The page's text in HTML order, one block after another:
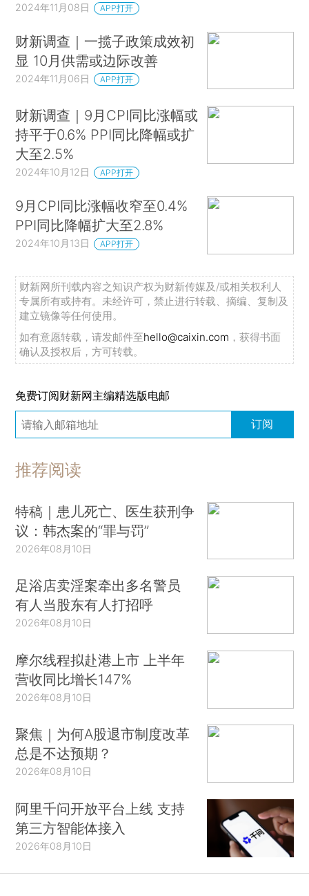
2024年11月08日 APP打开
财新调查｜一揽子政策成效初
显 10月供需或边际改善
2024年11月06日 APP打开
财新调查｜9月CPI同比涨幅或
持平于0.6% PPI同比降幅或扩
大至2.5%
2024年10月12日 APP打开
9月CPI同比涨幅收窄至0.4%
PPI同比降幅扩大至2.8%
2024年10月13日 APP打开
财新网所刊载内容之知识产权为财新传媒及/或相关权利人
专属所有或持有。未经许可，禁止进行转载、摘编、复制及
建立镜像等任何使用。
如有意愿转载，请发邮件至hello@caixin.com ，获得书面
确认及授权后，方可转载。
免费订阅财新网主编精选版电邮
订阅
推荐阅读
特稿｜患儿死亡、医生获刑争
议：韩杰案的“罪与罚”
2026年08月10日
足浴店卖淫案牵出多名警员
有人当股东有人打招呼
2026年08月10日
摩尔线程拟赴港上市 上半年
营收同比增长147%
2026年08月10日
聚焦｜为何A股退市制度改革
总是不达预期？
2026年08月10日
阿里千问开放平台上线 支持
第三方智能体接入
2026年08月10日